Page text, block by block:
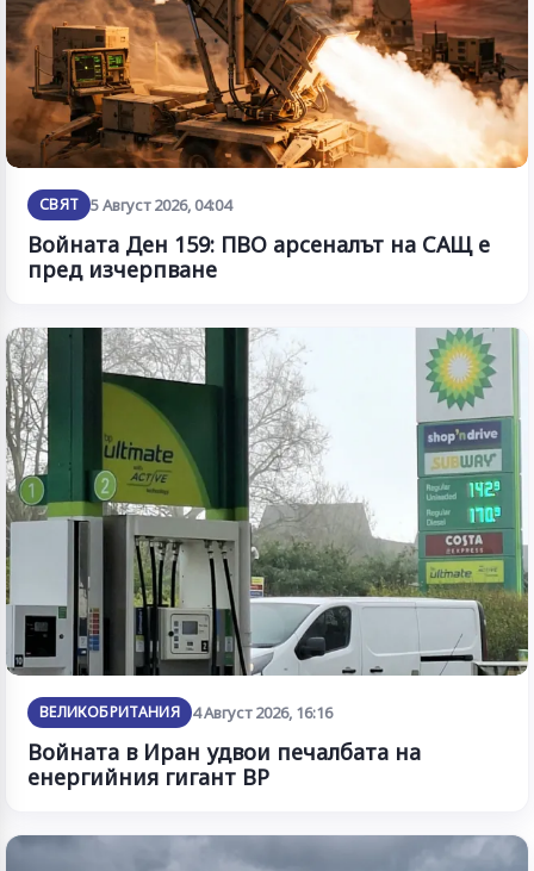
СВЯТ 5 Август 2026, 04:04
Войната Ден 159: ПВО арсеналът на САЩ е
пред изчерпване
ВЕЛИКОБРИТАНИЯ 4 Август 2026, 16:16
Войната в Иран удвои печалбата на
енергийния гигант BP